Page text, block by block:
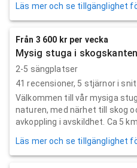
Läs mer och se tillgänglighet
Från 3 600 kr per vecka
Mysig stuga i skogskanten
2-5 sängplatser
41 recensioner, 5 stjärnor i
Välkommen till vår mysiga
naturen, med närhet till skog
avkoppling i avskildhet. Ca 5
Läs mer och se tillgänglighet